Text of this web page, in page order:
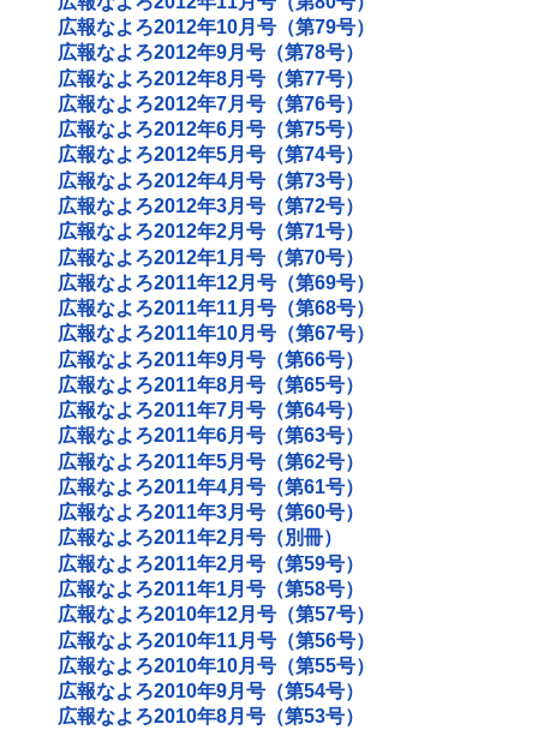
広報なよろ2012年10月号（第79号）
広報なよろ2012年9月号（第78号）
広報なよろ2012年8月号（第77号）
広報なよろ2012年7月号（第76号）
広報なよろ2012年6月号（第75号）
広報なよろ2012年5月号（第74号）
広報なよろ2012年4月号（第73号）
広報なよろ2012年3月号（第72号）
広報なよろ2012年2月号（第71号）
広報なよろ2012年1月号（第70号）
広報なよろ2011年12月号（第69号）
広報なよろ2011年11月号（第68号）
広報なよろ2011年10月号（第67号）
広報なよろ2011年9月号（第66号）
広報なよろ2011年8月号（第65号）
広報なよろ2011年7月号（第64号）
広報なよろ2011年6月号（第63号）
広報なよろ2011年5月号（第62号）
広報なよろ2011年4月号（第61号）
広報なよろ2011年3月号（第60号）
広報なよろ2011年2月号（別冊）
広報なよろ2011年2月号（第59号）
広報なよろ2011年1月号（第58号）
広報なよろ2010年12月号（第57号）
広報なよろ2010年11月号（第56号）
広報なよろ2010年10月号（第55号）
広報なよろ2010年9月号（第54号）
広報なよろ2010年8月号（第53号）